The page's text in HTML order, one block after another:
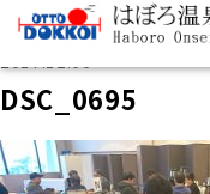
DSC_0695